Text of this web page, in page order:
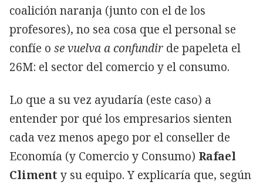
coalición naranja (junto con el de los
profesores), no sea cosa que el personal se
confíe o se vuelva a confundir de papeleta el
26M: el sector del comercio y el consumo.
Lo que a su vez ayudaría (este caso) a
entender por qué los empresarios sienten
cada vez menos apego por el conseller de
Economía (y Comercio y Consumo) Rafael
Climent y su equipo. Y explicaría que, según